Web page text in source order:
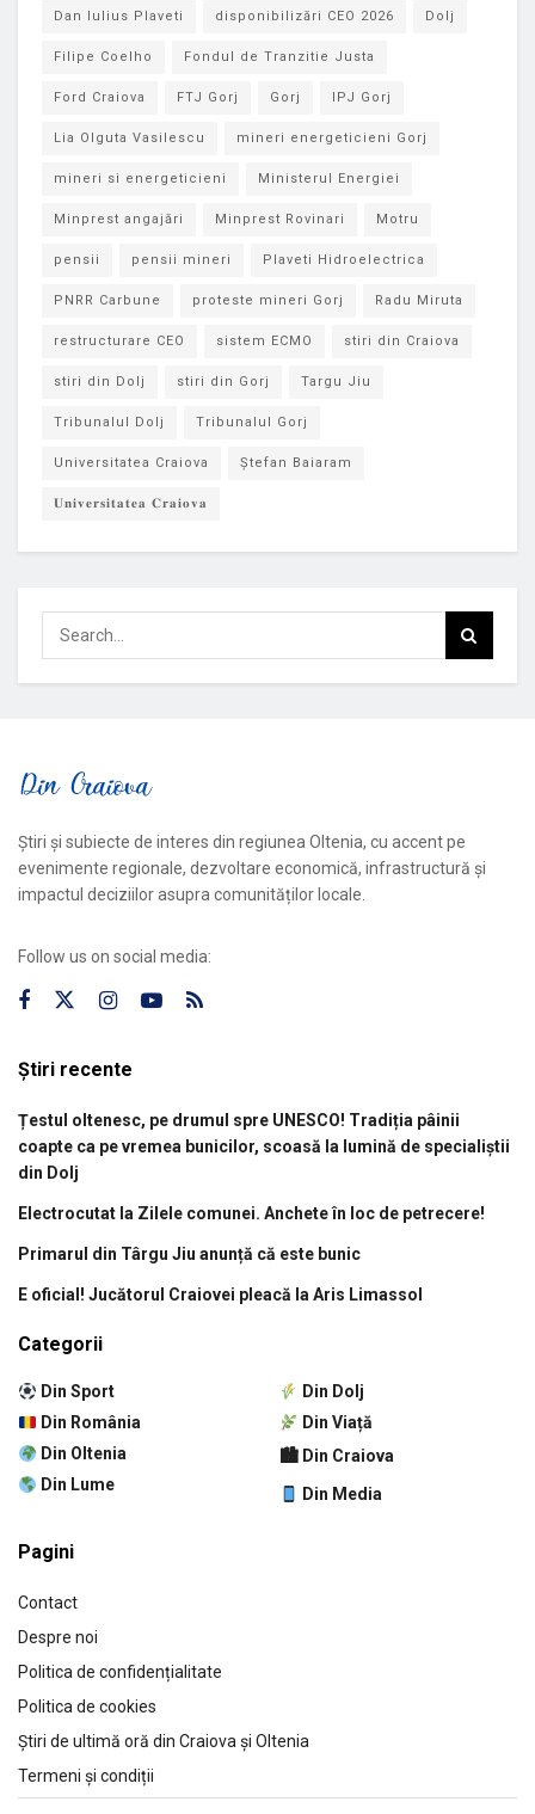
Dan Iulius Plaveti disponibilizări CEO 2026 Dolj
Filipe Coelho Fondul de Tranzitie Justa
Ford Craiova FTJ Gorj Gorj IPJ Gorj
Lia Olguta Vasilescu mineri energeticieni Gorj
mineri si energeticieni Ministerul Energiei
Minprest angajări Minprest Rovinari Motru
pensii pensii mineri Plaveti Hidroelectrica
PNRR Carbune proteste mineri Gorj Radu Miruta
restructurare CEO sistem ECMO stiri din Craiova
stiri din Dolj stiri din Gorj Targu Jiu
Tribunalul Dolj Tribunalul Gorj
Universitatea Craiova Ștefan Baiaram
𝐔𝐧𝐢𝐯𝐞𝐫𝐬𝐢𝐭𝐚𝐭𝐞𝐚 𝐂𝐫𝐚𝐢𝐨𝐯𝐚
Știri și subiecte de interes din regiunea Oltenia, cu accent pe
evenimente regionale, dezvoltare economică, infrastructură și
impactul deciziilor asupra comunităților locale.
Follow us on social media:
Știri recente
Țestul oltenesc, pe drumul spre UNESCO! Tradiția pâinii
coapte ca pe vremea bunicilor, scoasă la lumină de specialiștii
din Dolj
Electrocutat la Zilele comunei. Anchete în loc de petrecere!
Primarul din Târgu Jiu anunță că este bunic
E oficial! Jucătorul Craiovei pleacă la Aris Limassol
Categorii
Din Sport
Din România
Din Oltenia
Din Lume
Din Dolj
Din Viață
🏙 Din Craiova
Din Media
Pagini
Contact
Despre noi
Politica de confidențialitate
Politica de cookies
Știri de ultimă oră din Craiova și Oltenia
Termeni și condiții